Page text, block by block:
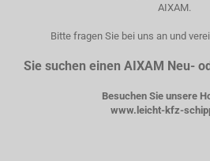
AIXAM.
Bitte fragen Sie bei uns an und
Sie suchen einen AIXAM Neu-
Besuchen Sie unsere
www.leicht-kfz-